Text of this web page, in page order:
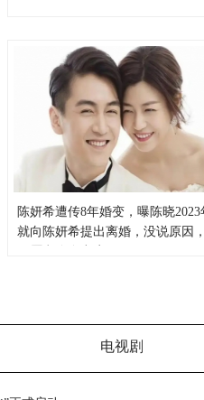
陈妍希遭传8年婚变，曝陈晓2023
就向陈妍希提出离婚，没说原因
电视剧